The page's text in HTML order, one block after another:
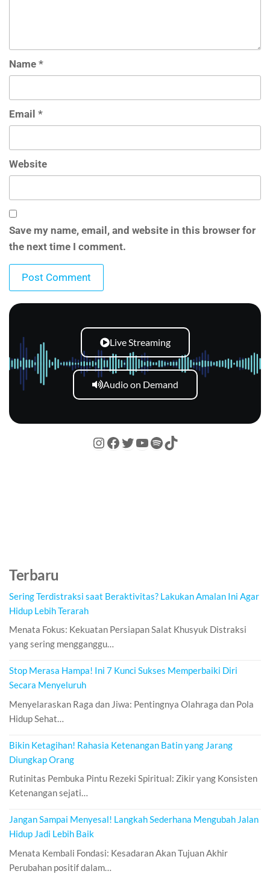
Name *
Email *
Website
Save my name, email, and website in this browser for
the next time I comment.
Live Streaming
Audio on Demand
Terbaru
Sering Terdistraksi saat Beraktivitas? Lakukan Amalan Ini Agar
Hidup Lebih Terarah
Menata Fokus: Kekuatan Persiapan Salat Khusyuk Distraksi
yang sering mengganggu…
Stop Merasa Hampa! Ini 7 Kunci Sukses Memperbaiki Diri
Secara Menyeluruh
Menyelaraskan Raga dan Jiwa: Pentingnya Olahraga dan Pola
Hidup Sehat…
Bikin Ketagihan! Rahasia Ketenangan Batin yang Jarang
Diungkap Orang
Rutinitas Pembuka Pintu Rezeki Spiritual: Zikir yang Konsisten
Ketenangan sejati…
Jangan Sampai Menyesal! Langkah Sederhana Mengubah Jalan
Hidup Jadi Lebih Baik
Menata Kembali Fondasi: Kesadaran Akan Tujuan Akhir
Perubahan positif dalam…